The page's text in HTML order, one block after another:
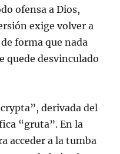
ofensa a Dios,
exige volver a
forma que nada
quede desvinculado
derivada del
“gruta”. En la
acceder a la tumba